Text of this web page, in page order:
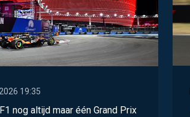
19:35
nog altijd maar één Grand Prix